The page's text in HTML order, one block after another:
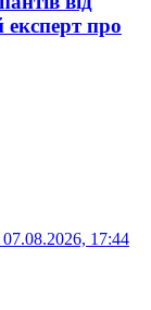
про
07.08.2026, 17:44